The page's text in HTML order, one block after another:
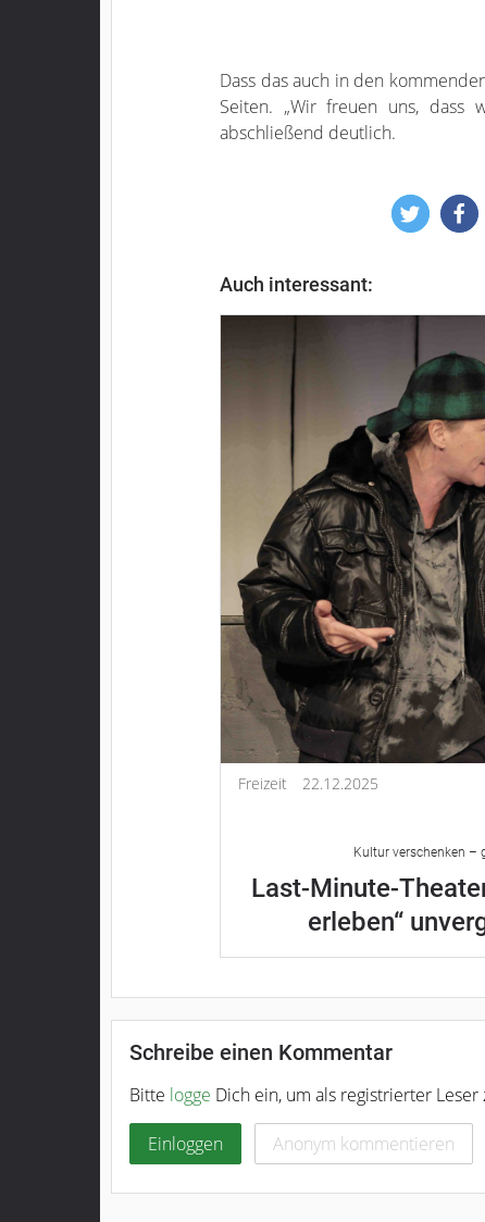
Dass das auch in den
Seiten. „Wir freuen uns, dass
abschließend deutlich.
Auch interessant:
Freizeit 22.12.2025
Kultur verschenken –
Last-Minute-
erleben“
Schreibe einen Kommentar
Bitte logge Dich ein, um als registrierter
Einloggen Anonym kommentieren